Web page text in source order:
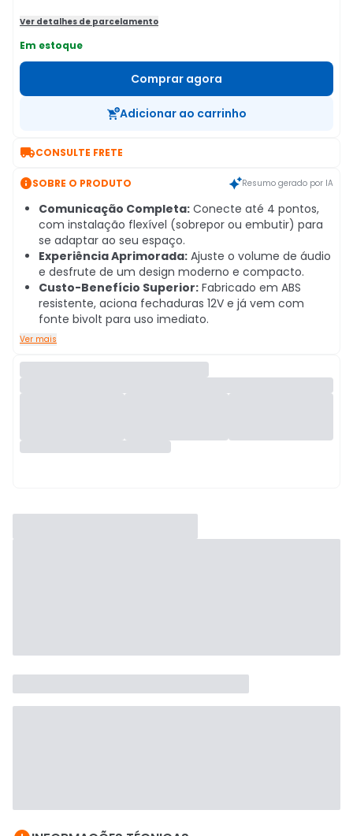
Ver detalhes de parcelamento
Em estoque
Comprar agora
Adicionar ao carrinho
CONSULTE FRETE
SOBRE O PRODUTO Resumo gerado por IA
Comunicação Completa: Conecte até 4 pontos,
com instalação flexível (sobrepor ou embutir) para
se adaptar ao seu espaço.
Experiência Aprimorada: Ajuste o volume de áudio
e desfrute de um design moderno e compacto.
Custo-Benefício Superior: Fabricado em ABS
resistente, aciona fechaduras 12V e já vem com
fonte bivolt para uso imediato.
Ver mais